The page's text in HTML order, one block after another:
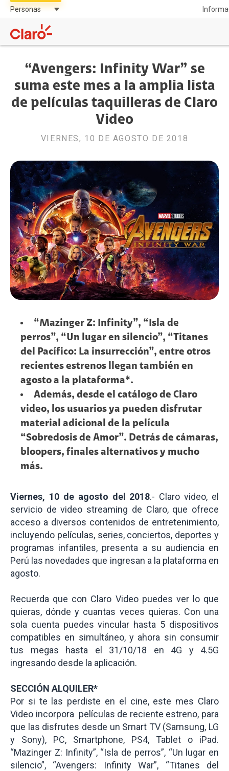
“Avengers: Infinity War” se
suma este mes a la amplia lista
de películas taquilleras de Claro
Video
VIERNES, 10 DE AGOSTO DE 2018
“Mazinger Z: Infinity”, “Isla de
perros”, “Un lugar en silencio”, “Titanes
del Pacífico: La insurrección”, entre otros
recientes estrenos llegan también en
agosto a la plataforma*.
Además, desde el catálogo de Claro
video, los usuarios ya pueden disfrutar
material adicional de la película
“Sobredosis de Amor”. Detrás de cámaras,
bloopers, finales alternativos y mucho
más.
Viernes, 10 de agosto del 2018.- Claro video, el
servicio de video streaming de Claro, que ofrece
acceso a diversos contenidos de entretenimiento,
incluyendo películas, series, conciertos, deportes y
programas infantiles, presenta a su audiencia en
Perú las novedades que ingresan a la plataforma en
agosto.
Recuerda que con Claro Video puedes ver lo que
quieras, dónde y cuantas veces quieras. Con una
sola cuenta puedes vincular hasta 5 dispositivos
compatibles en simultáneo, y ahora sin consumir
tus megas hasta el 31/10/18 en 4G y 4.5G
ingresando desde la aplicación.
SECCIÓN ALQUILER*
Por si te las perdiste en el cine, este mes Claro
Video incorpora películas de reciente estreno, para
que las disfrutes desde un Smart TV (Samsung, LG
y Sony), PC, Smartphone, PS4, Tablet o iPad.
“Mazinger Z: Infinity”, “Isla de perros”, “Un lugar en
silencio”, “Avengers: Infinity War”, “Titanes del